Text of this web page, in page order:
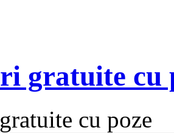
gratuite cu
cu poze